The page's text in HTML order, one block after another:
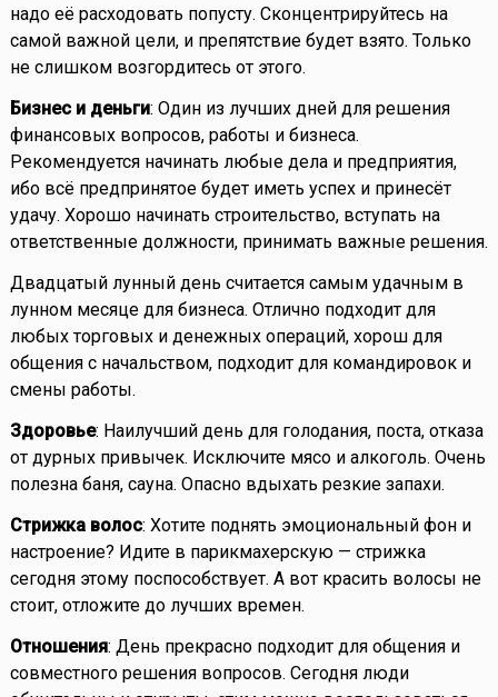
надо её расходовать попусту. Сконцентрируйтесь на
самой важной цели, и препятствие будет взято. Только
не слишком возгордитесь от этого.
Бизнес и деньги: Один из лучших дней для решения
финансовых вопросов, работы и бизнеса.
Рекомендуется начинать любые дела и предприятия,
ибо всё предпринятое будет иметь успех и принесёт
удачу. Хорошо начинать строительство, вступать на
ответственные должности, принимать важные решения.
Двадцатый лунный день считается самым удачным в
лунном месяце для бизнеса. Отлично подходит для
любых торговых и денежных операций, хорош для
общения с начальством, подходит для командировок и
смены работы.
Здоровье: Наилучший день для голодания, поста, отказа
от дурных привычек. Исключите мясо и алкоголь. Очень
полезна баня, сауна. Опасно вдыхать резкие запахи.
Стрижка волос: Хотите поднять эмоциональный фон и
настроение? Идите в парикмахерскую — стрижка
сегодня этому поспособствует. А вот красить волосы не
стоит, отложите до лучших времен.
Отношения: День прекрасно подходит для общения и
совместного решения вопросов. Сегодня люди